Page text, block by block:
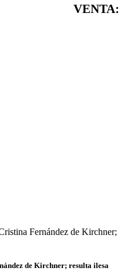
VENTA:
Fernández de Kirchner;
de Kirchner; resulta ilesa